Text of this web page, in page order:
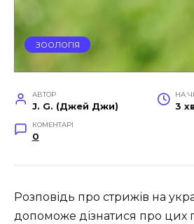
ЗООЛОГІЯ
АВТОР
J. G. (Джей Джи)
НА
3 хв
КОМЕНТАРІ
0
Розповідь про стрижів на
допоможе дізнатися про цих